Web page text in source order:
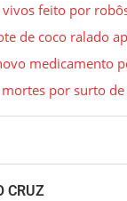
feito por
de coco ralado
medicamento
por surto
CRUZ